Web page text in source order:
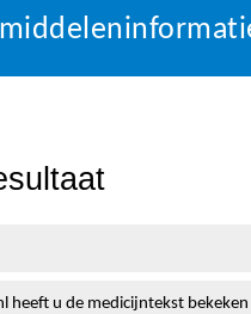
heeft u de medicijntekst